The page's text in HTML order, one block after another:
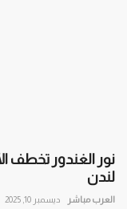
نور الغندور تخطف
لندن
العرب مباشر ديسمبر 10, 2025